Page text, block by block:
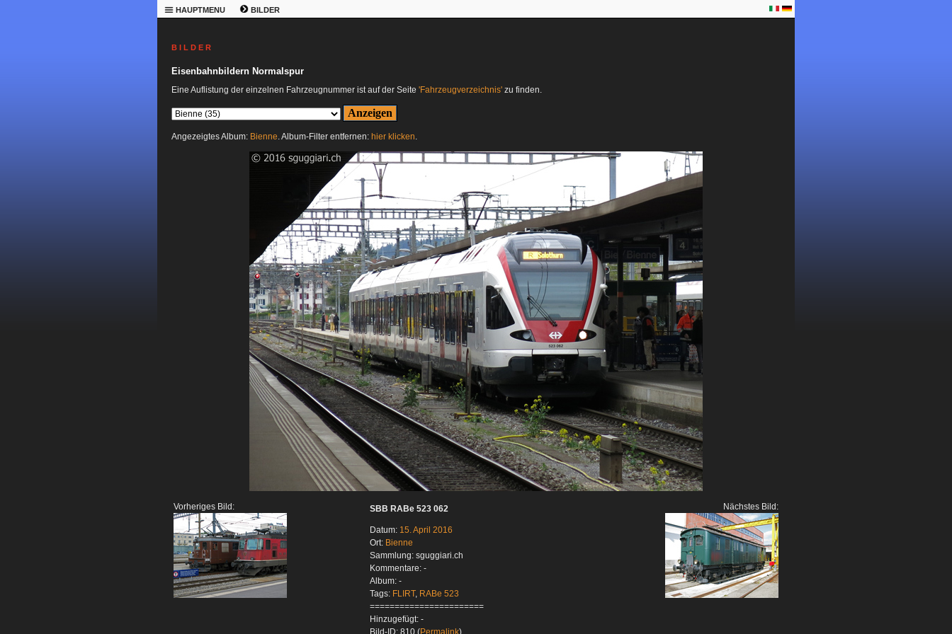
HAUPTMENU BILDER
B I L D E R
Eisenbahnbildern Normalspur
Eine Auflistung der einzelnen Fahrzeugnummer ist auf der Seite 'Fahrzeugverzeichnis' zu finden.
Angezeigtes Album: Bienne. Album-Filter entfernen: hier klicken.
Vorheriges Bild: SBB RABe 523 062
Datum: 15. April 2016
Ort: Bienne
Sammlung: sguggiari.ch
Kommentare: -
Album: -
Tags: FLIRT, RABe 523
=======================
Hinzugefügt: -
Nächstes Bild: